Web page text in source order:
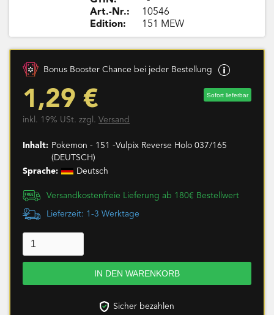
Art.-Nr.:
Edition:
10546
151 MEW
Bonus Booster Chance bei jeder Bestellung
1,29 € Sofort lieferbar
inkl. 19% USt. zzgl. Versand
Inhalt: Pokemon - 151 -Vulpix Reverse Holo 037/165
(DEUTSCH)
Sprache:
Deutsch
Versandkostenfreie Lieferung ab 180€ Bestellwert
Lieferzeit: 1-3 Werktage
Sicher bezahlen